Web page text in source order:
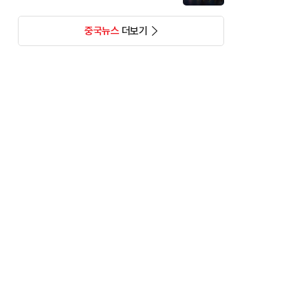
중국뉴스더보기